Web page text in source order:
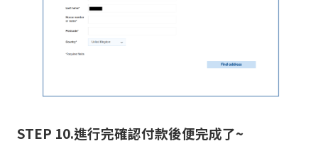
STEP 10.進行完確認付款後便完成了~